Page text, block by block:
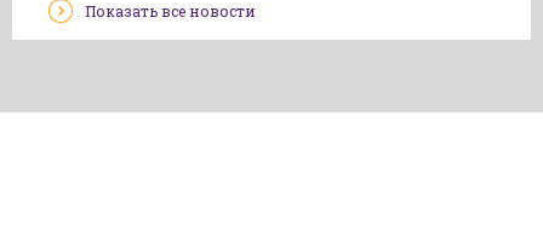
Показать все новости